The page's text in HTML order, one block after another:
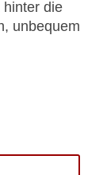
hinter die
unbequem